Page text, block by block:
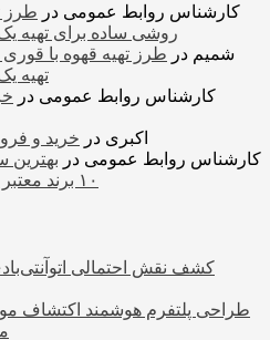
کارشناس روابط عمومی در طرز
روشی ساده برای تهیه
شمیم در طرز تهیه قهوه با
تهیه
کارشناس روابط عمومی در
اکبری در خرید و
کارشناس روابط عمومی در بهترین
۱۰ برند معتبر آجیل و خشکبار در ایران
کشف نقش احتمالی
طراحی پلتفرم هوشمند اکتشاف